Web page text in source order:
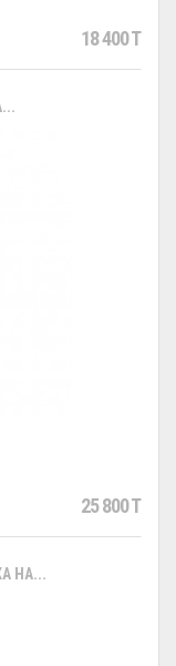
18 400 T
25 800 T
НА...